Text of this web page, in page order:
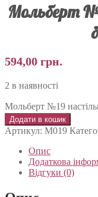
Мольберт
594,00 грн.
2 в наявності
Мольберт №19
Додати в кошик
Артикул: М019
Опис
Додаткова
Відгуки (0)